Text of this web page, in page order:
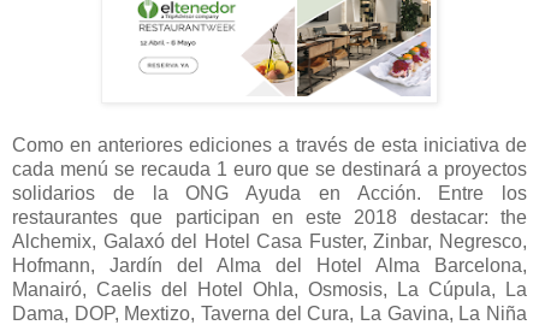
Como en anteriores ediciones a través de esta iniciativa de
cada menú se recauda 1 euro que se destinará a proyectos
solidarios de la ONG Ayuda en Acción. Entre los
restaurantes que participan en este 2018 destacar: the
Alchemix, Galaxó del Hotel Casa Fuster, Zinbar, Negresco,
Hofmann, Jardín del Alma del Hotel Alma Barcelona,
Manairó, Caelis del Hotel Ohla, Osmosis, La Cúpula, La
Dama, DOP, Mextizo, Taverna del Cura, La Gavina, La Niña